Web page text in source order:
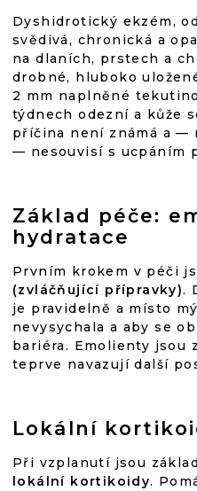
Dyshidrotický ekzém,
svědivá, chronická a
na dlaních, prstech a
drobné, hluboko
2 mm naplněné
týdnech odezní a kůže
příčina není známá a —
— nesouvisí s ucpáním
Základ péče:
hydratace
Prvním krokem v péči
(zvláčňující přípravky).
je pravidelně a místo
nevysychala a aby se
bariéra. Emolienty jsou
teprve navazují další
Lokální
Při vzplanutí jsou
lokální kortikoidy.